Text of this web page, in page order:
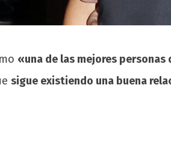
«una de las mejores
sigue existiendo una buena